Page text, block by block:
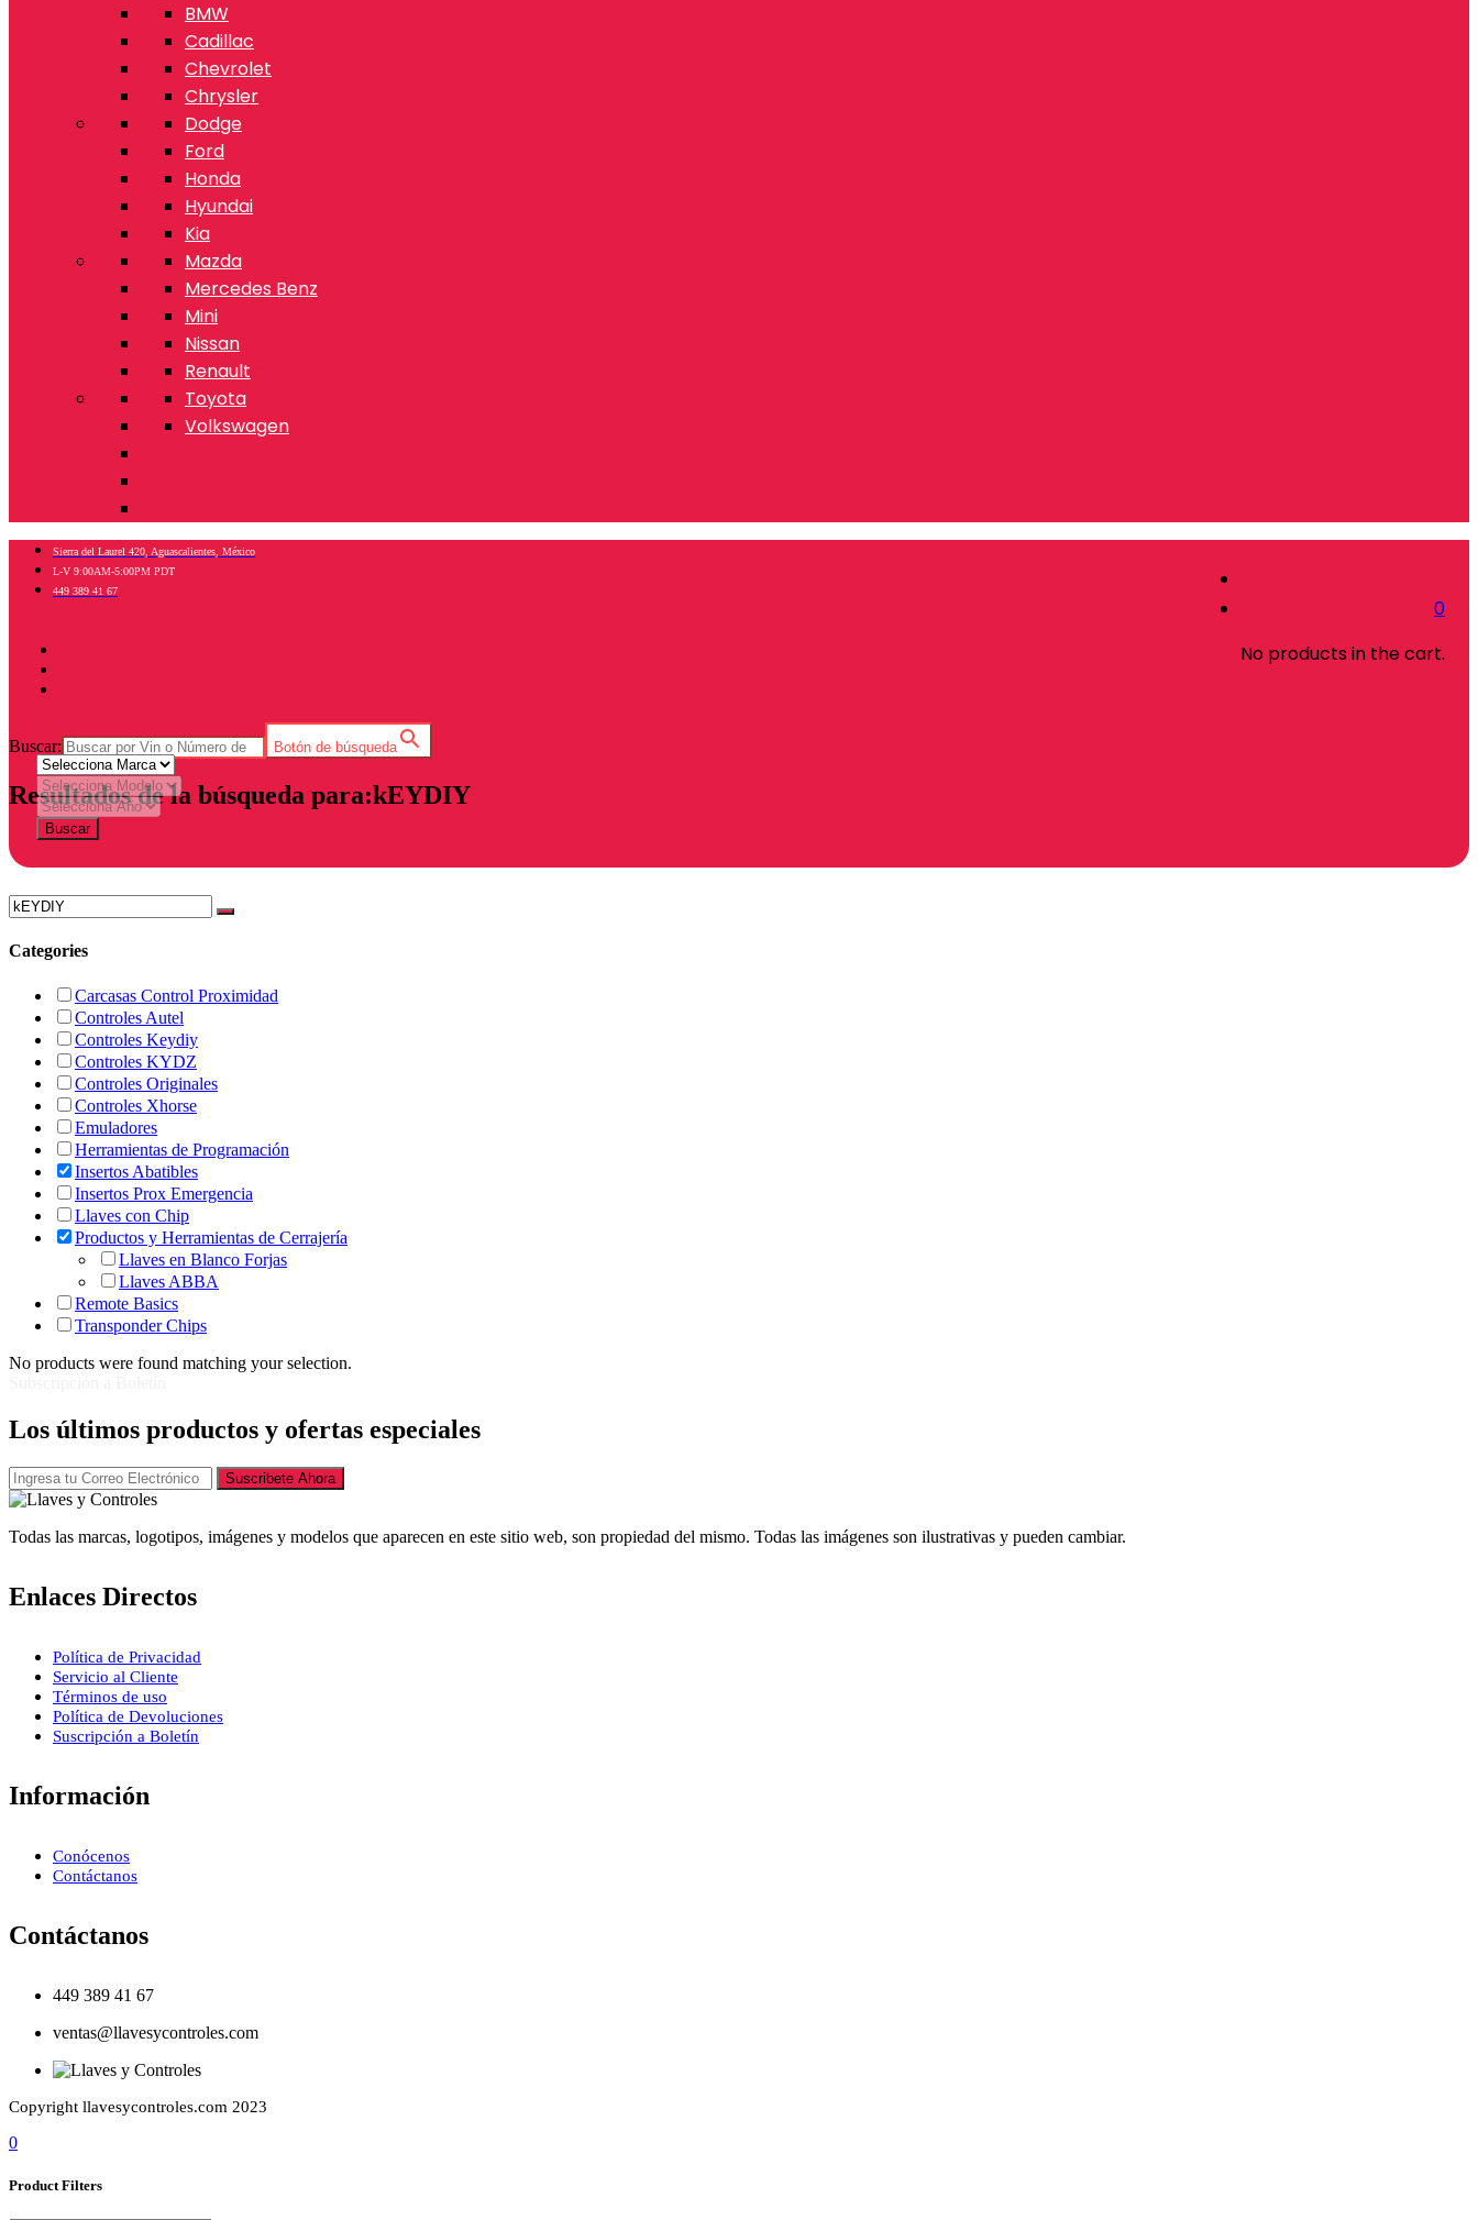
BMW
Cadillac
Chevrolet
Chrysler
Dodge
Ford
Honda
Hyundai
Kia
Mazda
Mercedes Benz
Mini
Nissan
Renault
Toyota
Volkswagen
0
No products in the cart.
Sierra del Laurel 420, Aguascalientes, México
L-V 9:00AM-5:00PM PDT
449 389 41 67
Buscar: Botón de búsqueda
Resultados de la búsqueda para:kEYDIY
Buscar
Categories
Carcasas Control Proximidad
Controles Autel
Controles Keydiy
Controles KYDZ
Controles Originales
Controles Xhorse
Emuladores
Herramientas de Programación
Insertos Abatibles
Insertos Prox Emergencia
Llaves con Chip
Productos y Herramientas de Cerrajería
Llaves en Blanco Forjas
Llaves ABBA
Remote Basics
Transponder Chips
No products were found matching your selection.
Los últimos productos y ofertas especiales
Suscribete Ahora
Todas las marcas, logotipos, imágenes y modelos que aparecen en este sitio web, son propiedad del mismo. Todas las imágenes son ilustrativas y pueden cambiar.
Enlaces Directos
Política de Privacidad
Servicio al Cliente
Términos de uso
Política de Devoluciones
Suscripción a Boletín
Información
Conócenos
Contáctanos
Contáctanos
449 389 41 67
ventas@llavesycontroles.com
Copyright llavesycontroles.com 2023
0
Product Filters